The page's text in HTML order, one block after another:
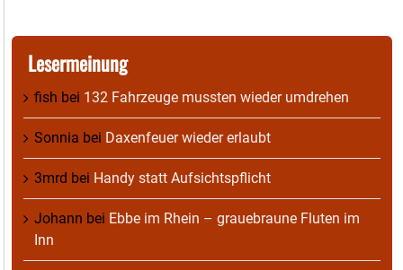
Lesermeinung
fish bei 132 Fahrzeuge mussten wieder umdrehen
Sonnia bei Daxenfeuer wieder erlaubt
3mrd bei Handy statt Aufsichtspflicht
Johann bei Ebbe im Rhein – grauebraune Fluten im
Inn